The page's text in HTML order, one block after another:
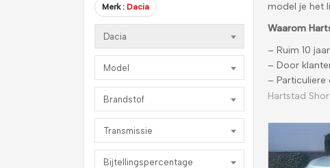
Merk : Dacia
Dacia
Model
Brandstof
Transmissie
Bijtellingspercentage
model je het
Waarom
– Ruim 10
– Door
– Particuliere
Hartstad